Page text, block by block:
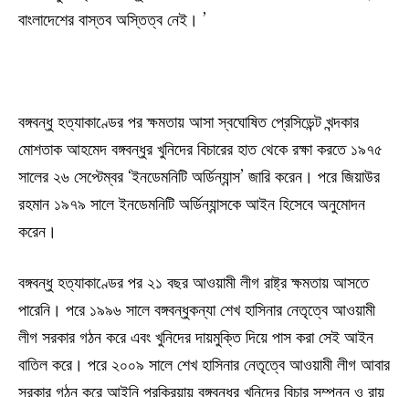
বাংলাদেশের বাস্তব অস্তিত্ব নেই। ’
বঙ্গবন্ধু হত্যাকাণ্ডের পর ক্ষমতায় আসা স্বঘোষিত প্রেসিডেন্ট খন্দকার
মোশতাক আহমেদ বঙ্গবন্ধুর খুনিদের বিচারের হাত থেকে রক্ষা করতে ১৯৭৫
সালের ২৬ সেপ্টেম্বর ‘ইনডেমনিটি অর্ডিন্যান্স’ জারি করেন। পরে জিয়াউর
রহমান ১৯৭৯ সালে ইনডেমনিটি অর্ডিন্যান্সকে আইন হিসেবে অনুমোদন
করেন।
বঙ্গবন্ধু হত্যাকাণ্ডের পর ২১ বছর আওয়ামী লীগ রাষ্ট্র ক্ষমতায় আসতে
পারেনি। পরে ১৯৯৬ সালে বঙ্গবন্ধুকন্যা শেখ হাসিনার নেতৃত্বে আওয়ামী
লীগ সরকার গঠন করে এবং খুনিদের দায়মুক্তি দিয়ে পাস করা সেই আইন
বাতিল করে। পরে ২০০৯ সালে শেখ হাসিনার নেতৃত্বে আওয়ামী লীগ আবার
সরকার গঠন করে আইনি প্রক্রিয়ায় বঙ্গবন্ধুর খুনিদের বিচার সম্পন্ন ও রায়